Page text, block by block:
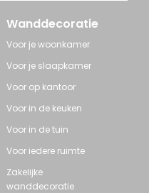
Wanddecoratie
Voor je woonkamer
Voor je slaapkamer
Voor op kantoor
Voor in de keuken
Voor in de tuin
Voor iedere ruimte
Zakelijke
wanddecoratie